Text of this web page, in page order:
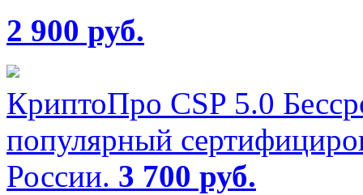
2 900 руб.
КриптоПро CSP 5.0
популярный
России. 3 700 руб.